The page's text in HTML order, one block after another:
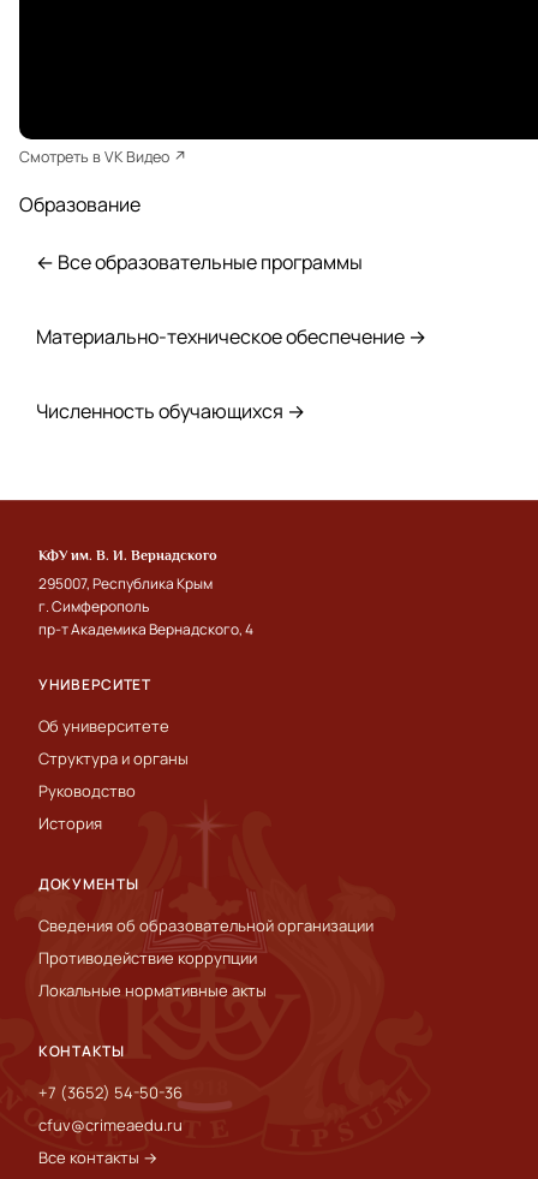
Смотреть в VK Видео ↗
Образование
← Все образовательные программы
Материально-техническое обеспечение →
Численность обучающихся →
КФУ им. В. И. Вернадского
295007, Республика Крым
г. Симферополь
пр-т Академика Вернадского, 4
УНИВЕРСИТЕТ
Об университете
Структура и органы
Руководство
История
ДОКУМЕНТЫ
Сведения об образовательной организации
Противодействие коррупции
Локальные нормативные акты
КОНТАКТЫ
+7 (3652) 54-50-36
cfuv@crimeaedu.ru
Все контакты →